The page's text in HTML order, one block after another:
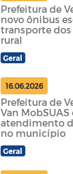
Prefeitura de
novo ônibus
transporte
rural
Geral
16.06.2026
Prefeitura de
Van MobSUAS
atendimento
no município
Geral